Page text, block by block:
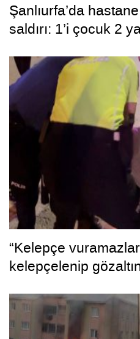
Şanlıurfa’da
saldırı: 1’i çocuk 2
“Kelepçe
kelepçelenip